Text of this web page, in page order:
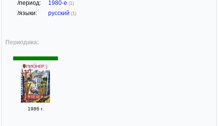
/период: 1980-е (1)
/языки: русский (1)
Периодика:
1986 г.